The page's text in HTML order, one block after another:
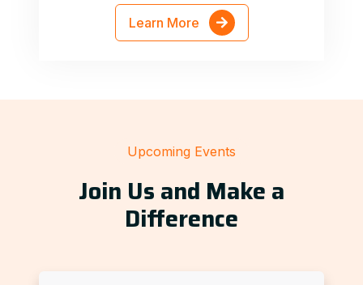
Learn More
Upcoming Events
Join Us and Make a
Difference